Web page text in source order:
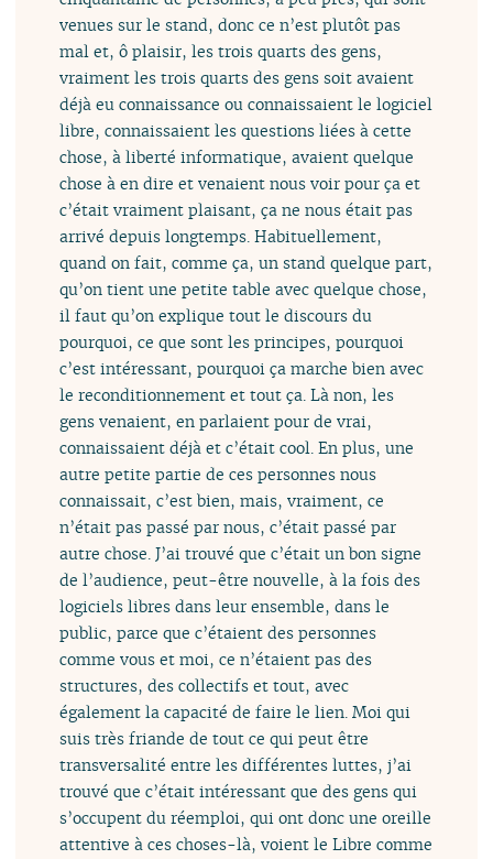
venues sur le stand, donc ce n’est plutôt pas
mal et, ô plaisir, les trois quarts des gens,
vraiment les trois quarts des gens soit avaient
déjà eu connaissance ou connaissaient le logiciel
libre, connaissaient les questions liées à cette
chose, à liberté informatique, avaient quelque
chose à en dire et venaient nous voir pour ça et
c’était vraiment plaisant, ça ne nous était pas
arrivé depuis longtemps. Habituellement,
quand on fait, comme ça, un stand quelque part,
qu’on tient une petite table avec quelque chose,
il faut qu’on explique tout le discours du
pourquoi, ce que sont les principes, pourquoi
c’est intéressant, pourquoi ça marche bien avec
le reconditionnement et tout ça. Là non, les
gens venaient, en parlaient pour de vrai,
connaissaient déjà et c’était cool. En plus, une
autre petite partie de ces personnes nous
connaissait, c’est bien, mais, vraiment, ce
n’était pas passé par nous, c’était passé par
autre chose. J’ai trouvé que c’était un bon signe
de l’audience, peut-être nouvelle, à la fois des
logiciels libres dans leur ensemble, dans le
public, parce que c’étaient des personnes
comme vous et moi, ce n’étaient pas des
structures, des collectifs et tout, avec
également la capacité de faire le lien. Moi qui
suis très friande de tout ce qui peut être
transversalité entre les différentes luttes, j’ai
trouvé que c’était intéressant que des gens qui
s’occupent du réemploi, qui ont donc une oreille
attentive à ces choses-là, voient le Libre comme